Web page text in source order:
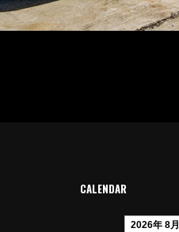
CALENDAR
2026年 8月